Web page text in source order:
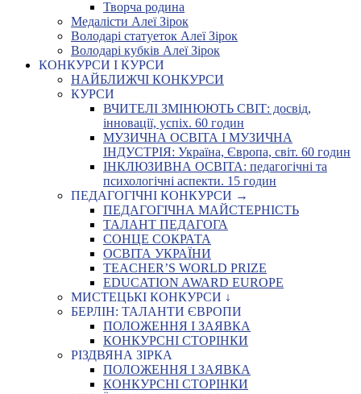
Творча родина
Медалісти Алеї Зірок
Володарі статуеток Алеї Зірок
Володарі кубків Алеї Зірок
КОНКУРСИ І КУРСИ
НАЙБЛИЖЧІ КОНКУРСИ
КУРСИ
ВЧИТЕЛІ ЗМІНЮЮТЬ СВІТ: досвід,
інновації, успіх. 60 годин
МУЗИЧНА ОСВІТА І МУЗИЧНА
ІНДУСТРІЯ: Україна, Європа, світ. 60 годин
ІНКЛЮЗИВНА ОСВІТА: педагогічні та
психологічні аспекти. 15 годин
ПЕДАГОГІЧНІ КОНКУРСИ →
ПЕДАГОГІЧНА МАЙСТЕРНІСТЬ
ТАЛАНТ ПЕДАГОГА
СОНЦЕ СОКРАТА
ОСВІТА УКРАЇНИ
TEACHER’S WORLD PRIZE
EDUCATION AWARD EUROPE
МИСТЕЦЬКІ КОНКУРСИ ↓
БЕРЛІН: ТАЛАНТИ ЄВРОПИ
ПОЛОЖЕННЯ І ЗАЯВКА
КОНКУРСНІ СТОРІНКИ
РІЗДВЯНА ЗІРКА
ПОЛОЖЕННЯ І ЗАЯВКА
КОНКУРСНІ СТОРІНКИ